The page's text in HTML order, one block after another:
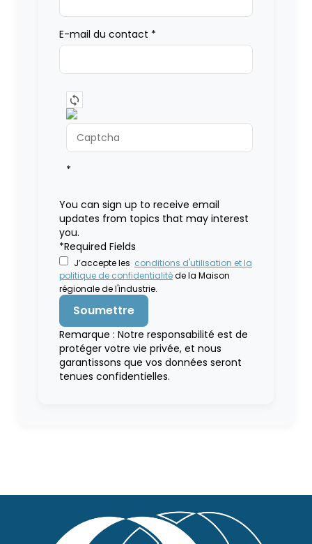
E-mail du contact *
*
You can sign up to receive email
updates from topics that may interest
you.
*Required Fields
J’accepte les conditions d'utilisation et la
politique de confidentialitéde la Maison
régionale de l'industrie.
Remarque : Notre responsabilité est de
protéger votre vie privée, et nous
garantissons que vos données seront
tenues confidentielles.